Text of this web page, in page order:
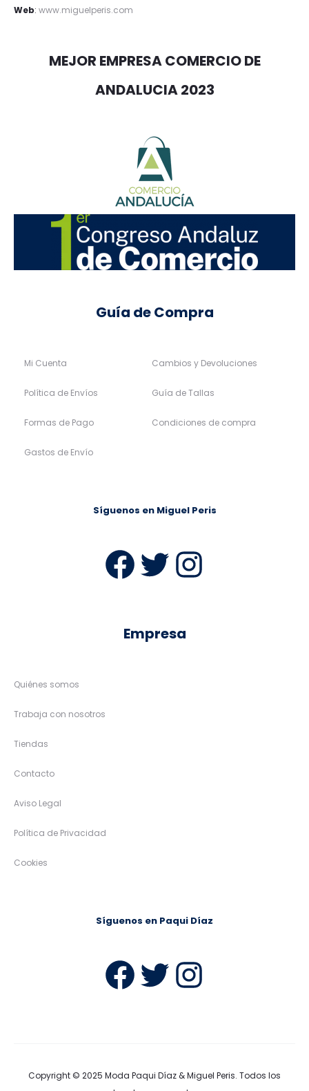
Web: www.miguelperis.com
MEJOR EMPRESA COMERCIO DE
ANDALUCIA 2023
Guía de Compra
Mi Cuenta
Política de Envíos
Formas de Pago
Gastos de Envío
Cambios y Devoluciones
Guía de Tallas
Condiciones de compra
Síguenos en Miguel Peris
Facebook
Twitter
Empresa
Quiénes somos
Trabaja con nosotros
Tiendas
Contacto
Aviso Legal
Política de Privacidad
Cookies
Síguenos en Paqui Díaz
Facebook
Twitter
Copyright © 2025 Moda Paqui Díaz & Miguel Peris. Todos los